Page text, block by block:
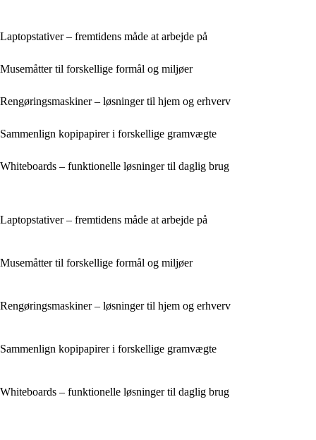
Laptopstativer – fremtidens måde at arbejde på
Musemåtter til forskellige formål og miljøer
Rengøringsmaskiner – løsninger til hjem og erhverv
Sammenlign kopipapirer i forskellige gramvægte
Whiteboards – funktionelle løsninger til daglig brug
Laptopstativer – fremtidens måde at arbejde på
Musemåtter til forskellige formål og miljøer
Rengøringsmaskiner – løsninger til hjem og erhverv
Sammenlign kopipapirer i forskellige gramvægte
Whiteboards – funktionelle løsninger til daglig brug